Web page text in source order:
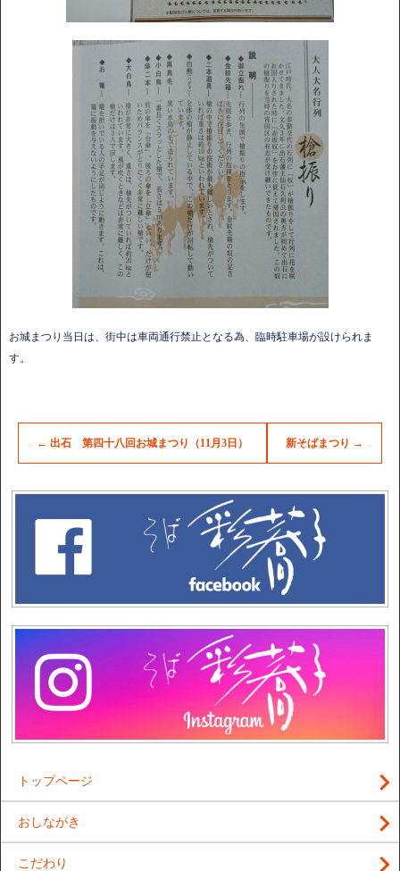
お城まつり当日は、街中は車両通行禁止となる為、臨時駐車場が設けられま
す。
← 出石 第四十八回お城まつり（11月3日） 新そばまつり →
トップページ
おしながき
こだわり